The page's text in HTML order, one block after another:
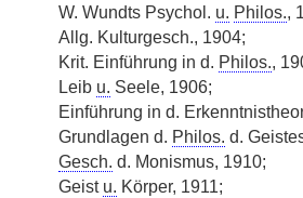
W. Wundts Psychol. u. Philos.,
Allg. Kulturgesch., 1904;
Krit. Einführung in d. Philos.,
Leib u. Seele, 1906;
Einführung in d.
Grundlagen d. Philos. d.
Gesch. d. Monismus, 1910;
Geist u. Körper, 1911;